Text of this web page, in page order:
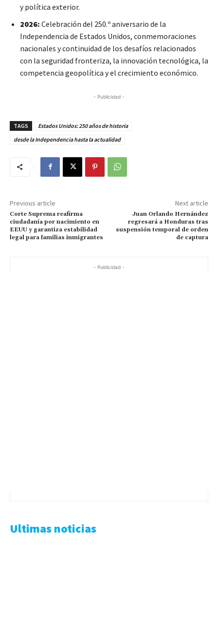
y política exterior.
2026: Celebración del 250.º aniversario de la
Independencia de Estados Unidos, conmemoraciones
nacionales y continuidad de los desafíos relacionados
con la seguridad fronteriza, la innovación tecnológica, la
competencia geopolítica y el crecimiento económico.
- Publicidad -
TAGS
Estados Unidos: 250 años de historia
desde la Independencia hasta la actualidad
Previous article
Corte Suprema reafirma
ciudadanía por nacimiento en
EEUU y garantiza estabilidad
legal para familias inmigrantes
Next article
Juan Orlando Hernández
regresará a Honduras tras
suspensión temporal de orden
de captura
- Publicidad -
Ultimas noticias